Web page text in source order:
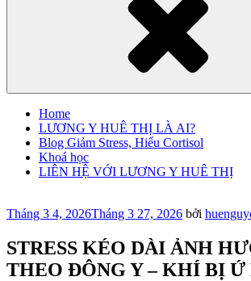
Home
LƯƠNG Y HUÊ THỊ LÀ AI?
Blog Giảm Stress, Hiểu Cortisol
Khoá học
LIÊN HỆ VỚI LƯƠNG Y HUÊ THỊ
Đăng
Tháng 3 4, 2026Tháng 3 27, 2026 bởi
STRESS KÉO DÀI ẢNH
THEO ĐÔNG Y – KHÍ BỊ